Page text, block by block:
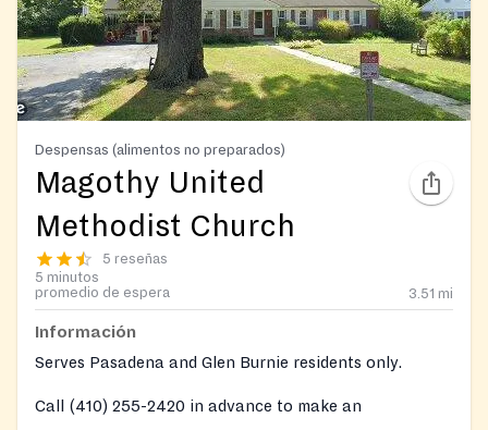
Despensas (alimentos no preparados)
Magothy United
Methodist Church
5 reseñas
5 minutos
promedio de espera
3.51 mi
Información
Serves Pasadena and Glen Burnie residents only.
Call (410) 255-2420 in advance to make an